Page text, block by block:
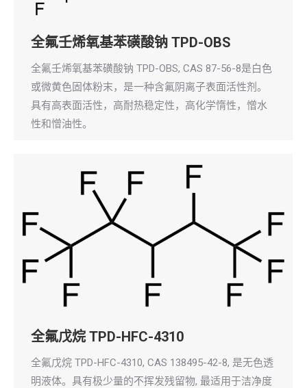
全氟壬烯氧基苯磺酸钠 TPD-OBS
全氟壬烯氧基苯磺酸钠 TPD-OBS, CAS 87-56-8是白色
或微黄色固体粉末，是一种含氟阴离子表面活性剂。
具有高表面活性，高耐热稳定性，高化学惰性，憎水
性和憎油性。
全氟戊烷 TPD-HFC-4310
全氟戊烷 TPD-HFC-4310, CAS 138495-42-8, 是无色透
明液体。具有极少量的不挥发残留物, 最适用于洁净度